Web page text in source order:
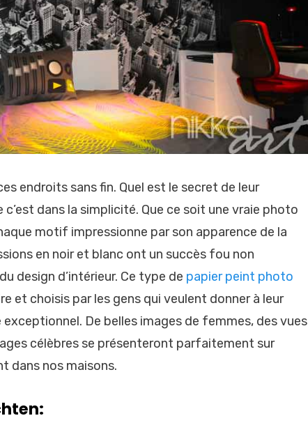
endroits sans fin. Quel est le secret de leur
c’est dans la simplicité. Que ce soit une vraie photo
motif impressionne par son apparence de la
en noir et blanc ont un succès fou non
design d’intérieur. Ce type de papier peint photo
et choisis par les gens qui veulent donner à leur
De belles images de femmes, des vues
célèbres se présenteront parfaitement sur
dans nos maisons.